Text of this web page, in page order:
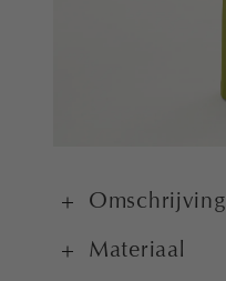
Omschrijving
Materiaal